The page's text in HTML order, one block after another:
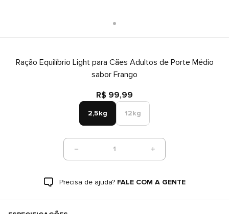
Ração Equilíbrio Light para Cães Adultos de Porte Médio
sabor Frango
R$ 99,99
2,5kg 12kg
1
Precisa de ajuda? FALE COM A GENTE